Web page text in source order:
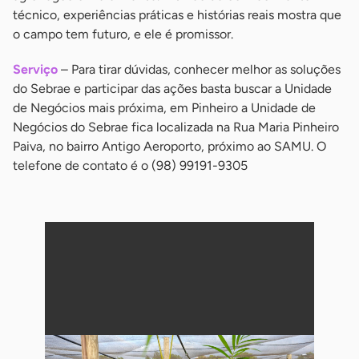
técnico, experiências práticas e histórias reais mostra que
o campo tem futuro, e ele é promissor.
Serviço – Para tirar dúvidas, conhecer melhor as soluções
do Sebrae e participar das ações basta buscar a Unidade
de Negócios mais próxima, em Pinheiro a Unidade de
Negócios do Sebrae fica localizada na Rua Maria Pinheiro
Paiva, no bairro Antigo Aeroporto, próximo ao SAMU. O
telefone de contato é o (98) 99191-9305